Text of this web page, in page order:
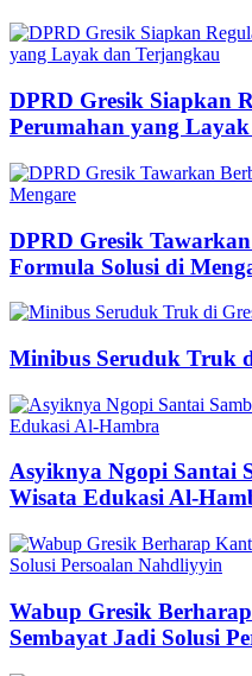
DPRD Gresik Siapkan
Perumahan yang
DPRD Gresik
Formula Solusi di
Minibus Seruduk Truk
Asyiknya Ngopi Santai
Wisata Edukasi Al-
Wabup Gresik
Sembayat Jadi Solusi